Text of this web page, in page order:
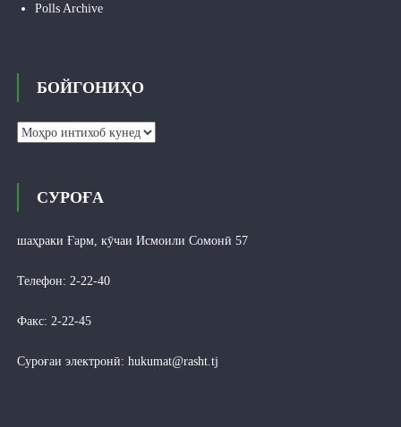
Polls Archive
БОЙГОНИҲО
Бойгониҳо
СУРОҒА
шаҳраки Ғарм, кӯчаи Исмоили Сомонӣ 57
Телефон: 2-22-40
Факс: 2-22-45
Суроғаи электронӣ: hukumat@rasht.tj